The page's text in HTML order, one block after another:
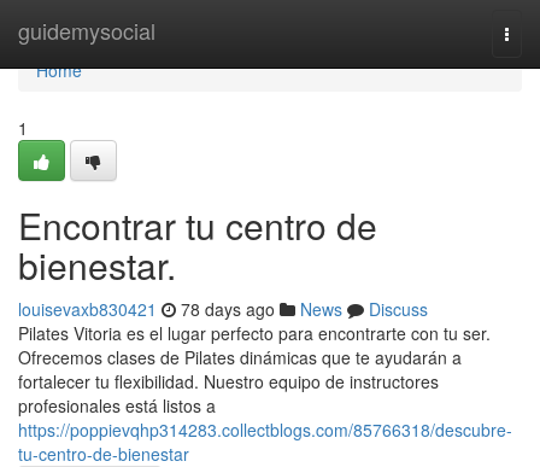
guidemysocial
Home
Home
1
Encontrar tu centro de
bienestar.
louisevaxb830421 78 days ago News
Discuss
Pilates Vitoria es el lugar perfecto para encontrarte con tu ser.
Ofrecemos clases de Pilates dinámicas que te ayudarán a
fortalecer tu flexibilidad. Nuestro equipo de instructores
profesionales está listos a
https://poppievqhp314283.collectblogs.com/85766318/descubre-
tu-centro-de-bienestar